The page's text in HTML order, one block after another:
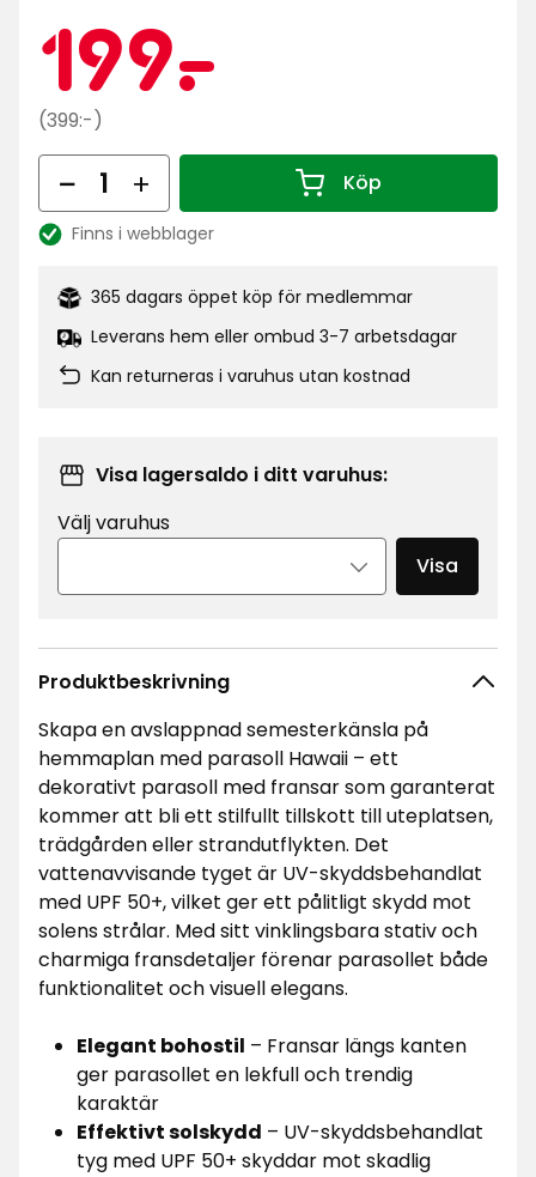
199-
.
kr
Ordinarie
pris
399
kr
(399:-)
Antal Köp
Antal 1
Lagersaldo:
Finns i webblager
365 dagars öppet köp för medlemmar
Leverans hem eller ombud 3-7 arbetsdagar
Kan returneras i varuhus utan kostnad
Visa lagersaldo i ditt varuhus:
Välj varuhus
Visa
Produktbeskrivning
Skapa en avslappnad semesterkänsla på
hemmaplan med parasoll Hawaii – ett
dekorativt parasoll med fransar som garanterat
kommer att bli ett stilfullt tillskott till uteplatsen,
trädgården eller strandutflykten. Det
vattenavvisande tyget är UV-skyddsbehandlat
med UPF 50+, vilket ger ett pålitligt skydd mot
solens strålar. Med sitt vinklingsbara stativ och
charmiga fransdetaljer förenar parasollet både
funktionalitet och visuell elegans.
Elegant bohostil – Fransar längs kanten
ger parasollet en lekfull och trendig
karaktär
Effektivt solskydd – UV-skyddsbehandlat
tyg med UPF 50+ skyddar mot skadlig